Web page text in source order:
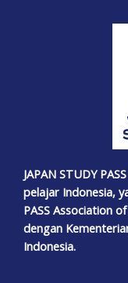
JAPAN STUDY
pelajar Indonesia,
PASS Association
dengan
Indonesia.